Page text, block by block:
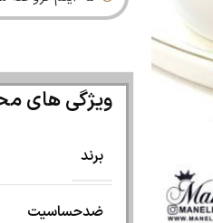
ویژگی های
برند
ضدحساسیت